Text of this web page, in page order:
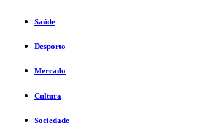
Saúde
Desporto
Mercado
Cultura
Sociedade